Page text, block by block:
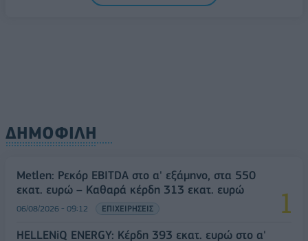
ΔΗΜΟΦΙΛΗ
Metlen: Ρεκόρ EBITDA στο α' εξάμηνο, στα 550
εκατ. ευρώ – Καθαρά κέρδη 313 εκατ. ευρώ
06/08/2026 - 09:12 ΕΠΙΧΕΙΡΗΣΕΙΣ
HELLENiQ ENERGY: Κέρδη 393 εκατ. ευρώ στο α'